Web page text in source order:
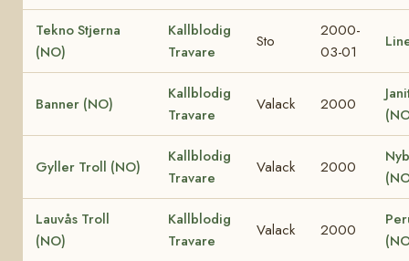
Tekno Stjerna
(NO)
Kallblodig
Travare
Sto
2000-
03-01
Banner (NO)
Kallblodig
Travare
Valack 2000
Gyller Troll (NO)
Kallblodig
Travare
Valack 2000
Lauvås Troll
(NO)
Kallblodig
Travare
Valack 2000